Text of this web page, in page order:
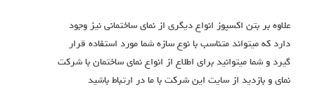
علاوه بر بتن اکسپوز انواع دیگری از نمای ساختمانی نیز وجود
دارد که میتواند متناسب با نوع سازه شما مورد استفاده قرار
گیرد و شما میتوانید برای اطلاع از انواع نمای ساختمان با شرکت
نمای و بازدید از سایت این شرکت با ما در ارتباط باشید